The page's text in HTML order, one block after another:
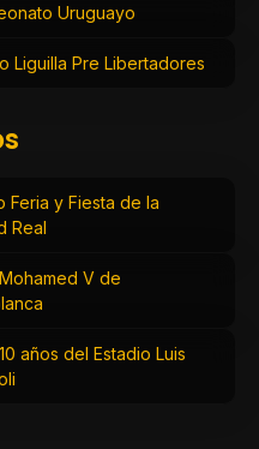
Uruguayo
Liguilla Pre Libertadores
Feria y Fiesta de la
Real
V de
años del Estadio Luis